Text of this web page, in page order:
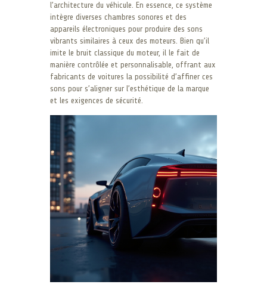
l’architecture du véhicule. En essence, ce système
intègre diverses chambres sonores et des
appareils électroniques pour produire des sons
vibrants similaires à ceux des moteurs. Bien qu’il
imite le bruit classique du moteur, il le fait de
manière contrôlée et personnalisable, offrant aux
fabricants de voitures la possibilité d’affiner ces
sons pour s’aligner sur l’esthétique de la marque
et les exigences de sécurité.